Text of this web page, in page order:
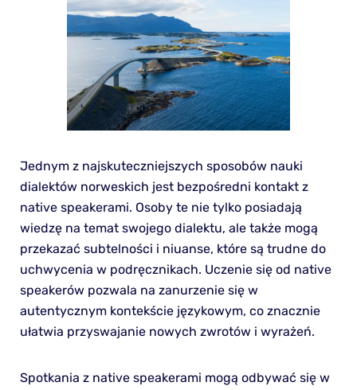
Jednym z najskuteczniejszych sposobów nauki
dialektów norweskich jest bezpośredni kontakt z
native speakerami. Osoby te nie tylko posiadają
wiedzę na temat swojego dialektu, ale także mogą
przekazać subtelności i niuanse, które są trudne do
uchwycenia w podręcznikach. Uczenie się od native
speakerów pozwala na zanurzenie się w
autentycznym kontekście językowym, co znacznie
ułatwia przyswajanie nowych zwrotów i wyrażeń.
Spotkania z native speakerami mogą odbywać się w